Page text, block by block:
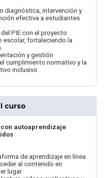
diagnóstica, intervención y
efectiva a estudiantes
PIE con el proyecto
escolar, fortaleciendo la
y gestión
cumplimiento normativo y la
inclusivo.
curso
autoaprendizaje
de aprendizaje en línea
al contenido en
lugar.